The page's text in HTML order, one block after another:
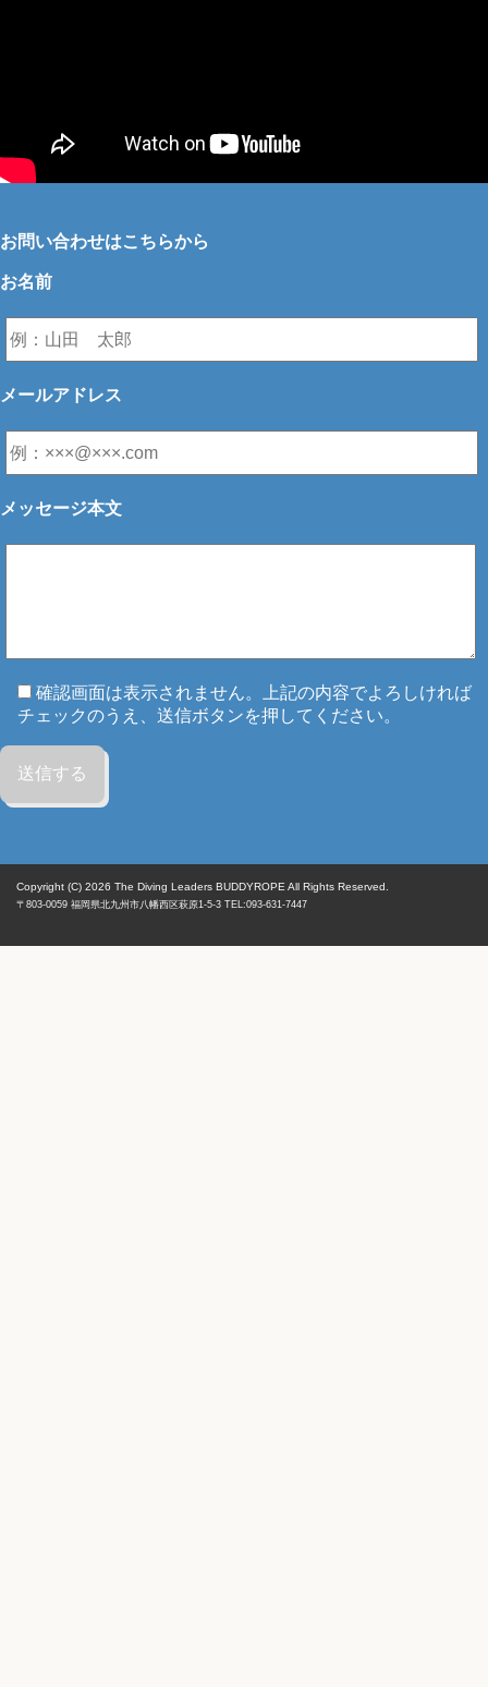
お問い合わせはこちらから
お名前
メールアドレス
メッセージ本文
確認画面は表示されません。上記の内容でよろしければ
チェックのうえ、送信ボタンを押してください。
Copyright (C) 2026 The Diving Leaders BUDDYROPE All Rights Reserved.
〒803-0059 福岡県北九州市八幡西区萩原1-5-3 TEL:093-631-7447